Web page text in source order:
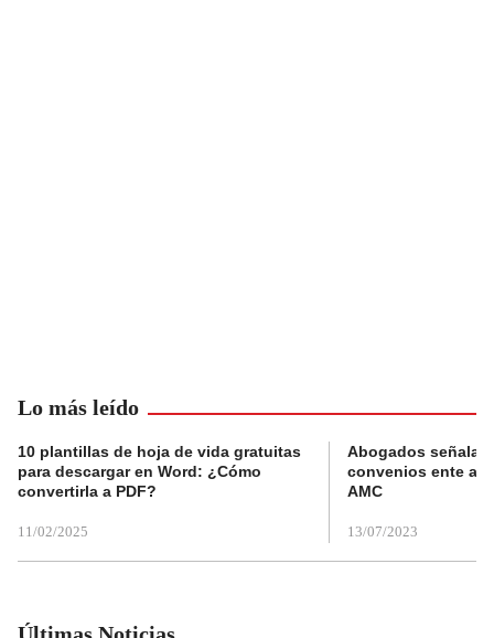
Lo más leído
10 plantillas de hoja de vida gratuitas
para descargar en Word: ¿Cómo
convertirla a PDF?
11/02/2025
Abogados
convenios ente
AMC
13/07/2023